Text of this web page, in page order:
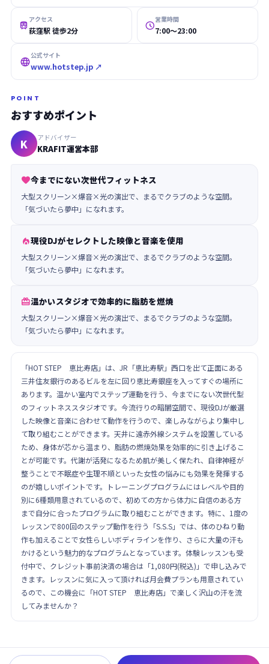
 アクセス
荻窪駅 徒歩2分 営業時間
7:00〜23:00
公式サイト
www.hotstep.jp ↗
POINT
おすすめポイント
K アドバイザー
KRAFIT運営本部
今までにない次世代フィットネス
大型スクリーン×爆音×光の演出で、まるでクラブのような空間。
「気づいたら夢中」になれます。
現役DJがセレクトした映像と音楽を使用
大型スクリーン×爆音×光の演出で、まるでクラブのような空間。
「気づいたら夢中」になれます。
温かいスタジオで効率的に脂肪を燃焼
大型スクリーン×爆音×光の演出で、まるでクラブのような空間。
「気づいたら夢中」になれます。
「HOT STEP 恵比寿店」は、JR「恵比寿駅」西口を出て正面にある
三井住友銀行のあるビルを左に回り恵比寿銀座を入ってすぐの場所に
あります。温かい室内でステップ運動を行う、今までにない次世代型
のフィットネススタジオです。今流行りの暗闇空間で、現役DJが厳選
した映像と音楽に合わせて動作を行うので、楽しみながらより集中し
て取り組むことができます。天井に遠赤外線システムを設置している
ため、身体が芯から温まり、脂肪の燃焼効果を効率的に引き上げるこ
とが可能です。代謝が活発になるため肌が美しく保たれ、自律神経が
整うことで不眠症や生理不順といった女性の悩みにも効果を発揮する
のが嬉しいポイントです。トレーニングプログラムにはレベルや目的
別に6種類用意されているので、初めての方から体力に自信のある方
まで自分に合ったプログラムに取り組むことができます。特に、1度の
レッスンで800回のステップ動作を行う「S.S.S」では、体のひねり動
作も加えることで女性らしいボディラインを作り、さらに大量の汗も
かけるという魅力的なプログラムとなっています。体験レッスンも受
付中で、クレジット事前決済の場合は「1,080円(税込)」で申し込みで
きます。レッスンに気に入って頂ければ月会費プランも用意されてい
るので、この機会に「HOT STEP 恵比寿店」で楽しく沢山の汗を流
してみませんか？